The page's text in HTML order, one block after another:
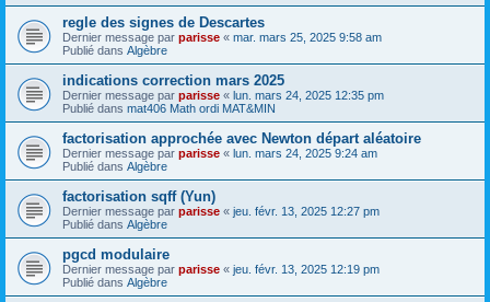
regle des signes de Descartes
Dernier message par parisse « mar. mars 25, 2025 9:58 am
Publié dans Algèbre
indications correction mars 2025
Dernier message par parisse « lun. mars 24, 2025 12:35 pm
Publié dans mat406 Math ordi MAT&MIN
factorisation approchée avec Newton départ aléatoire
Dernier message par parisse « lun. mars 24, 2025 9:24 am
Publié dans Algèbre
factorisation sqff (Yun)
Dernier message par parisse « jeu. févr. 13, 2025 12:27 pm
Publié dans Algèbre
pgcd modulaire
Dernier message par parisse « jeu. févr. 13, 2025 12:19 pm
Publié dans Algèbre